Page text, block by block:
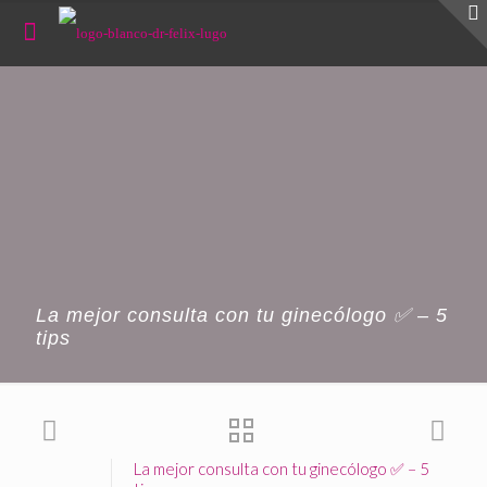
La mejor consulta con tu ginecólogo ✅ – 5
tips
La mejor consulta con tu ginecólogo ✅ – 5